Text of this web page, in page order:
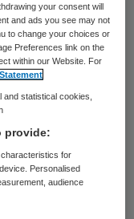
Health and
van de
bij het
als
met een
van de
de
your consent will
and ads you see may not
to change your choices or
Preferences link on the
within our Website. For
statistical cookies,
provide:
for
Personalised
audience